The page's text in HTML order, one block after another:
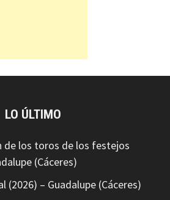
LO ÚLTIMO
de los toros de los festejos
(Cáceres)
(2026) – Guadalupe (Cáceres)